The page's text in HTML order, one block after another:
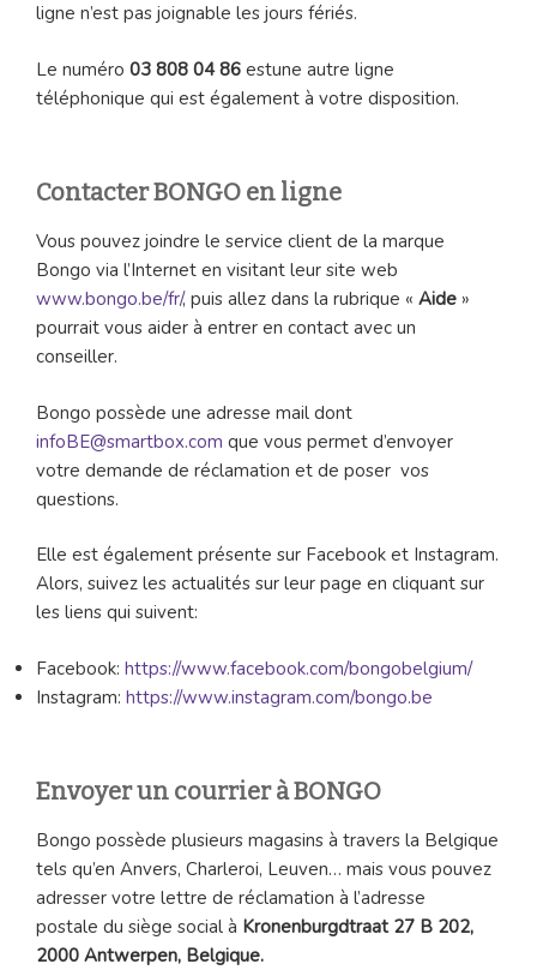
ligne n’est pas joignable les jours fériés.
Le numéro 03 808 04 86 estune autre ligne
téléphonique qui est également à votre disposition.
Contacter BONGO en ligne
Vous pouvez joindre le service client de la marque
Bongo via l’Internet en visitant leur site web
www.bongo.be/fr/, puis allez dans la rubrique « Aide »
pourrait vous aider à entrer en contact avec un
conseiller.
Bongo possède une adresse mail dont
infoBE@smartbox.com que vous permet d’envoyer
votre demande de réclamation et de poser vos
questions.
Elle est également présente sur Facebook et Instagram.
Alors, suivez les actualités sur leur page en cliquant sur
les liens qui suivent:
Facebook: https://www.facebook.com/bongobelgium/
Instagram: https://www.instagram.com/bongo.be
Envoyer un courrier à BONGO
Bongo possède plusieurs magasins à travers la Belgique
tels qu’en Anvers, Charleroi, Leuven… mais vous pouvez
adresser votre lettre de réclamation à l’adresse
postale du siège social à Kronenburgdtraat 27 B 202,
2000 Antwerpen, Belgique.